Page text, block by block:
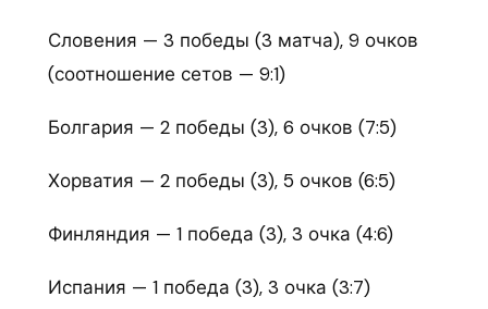
Словения — 3 победы (3 матча), 9 очков
(соотношение сетов — 9:1)
Болгария — 2 победы (3), 6 очков (7:5)
Хорватия — 2 победы (3), 5 очков (6:5)
Финляндия — 1 победа (3), 3 очка (4:6)
Испания — 1 победа (3), 3 очка (3:7)